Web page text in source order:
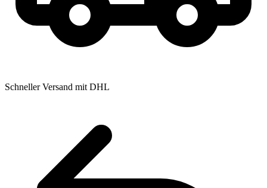
Schneller Versand mit DHL